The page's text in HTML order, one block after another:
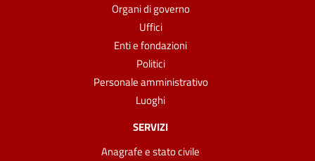
Organi di governo
Uffici
Enti e fondazioni
Politici
Personale amministrativo
Luoghi
SERVIZI
Anagrafe e stato civile